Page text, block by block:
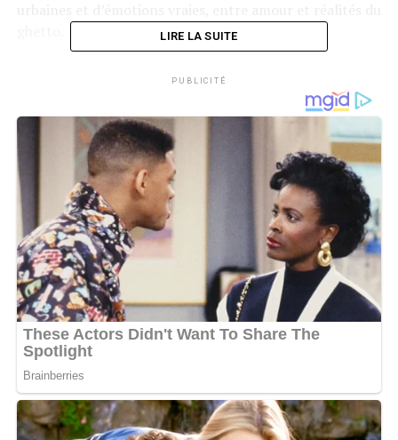
Abdoul Aziz n’était pas seul sur la chanson. Il était
notamment en collaboration avec ADB, l’artiste à la
voix suave. C’est ce dernier qui a assuré le refrain de la
chanson en démontrant une fois encore toute son
aisance vocale. La chanson a été mixée par Kocou Marcel
et produite par Promise Music, son producteur actuel.
Avec « Ghetto Love », Abdoul Aziz continue de marquer
son empreinte dans l’univers musical gabonais en
explorant des thématiques universelles avec une touche
d’authenticité. Ce retour en force confirme le talent
d’Abdoul Aziz pour raconter des histoires qui résonnent
auprès d’un public large et fidèle.
MOTS-CLÉS :
LIRE LA SUITE
PUBLICITÉ